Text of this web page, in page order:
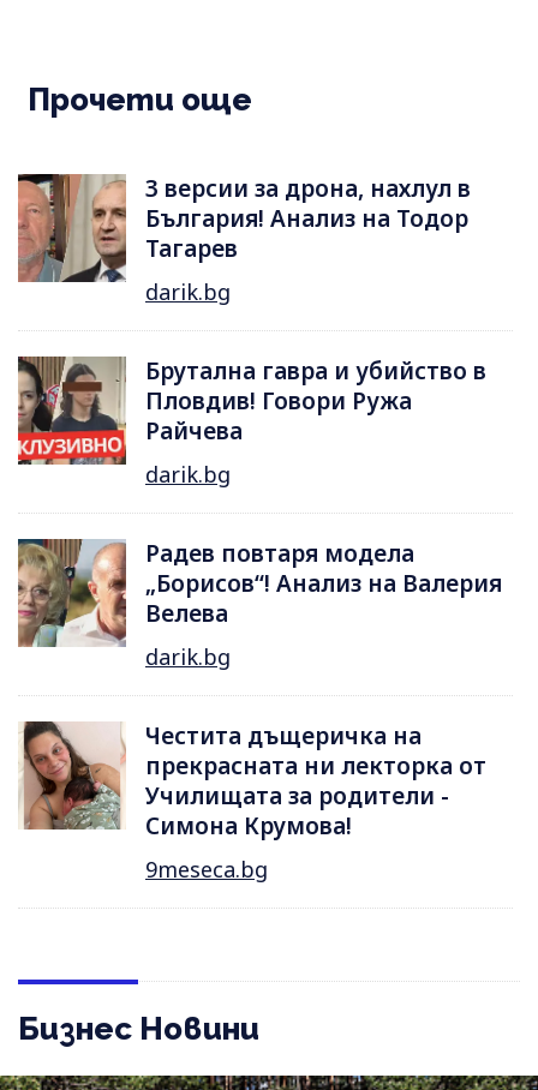
Прочети още
3 версии за дрона, нахлул в
България! Анализ на Тодор
Тагарев
darik.bg
Брутална гавра и убийство в
Пловдив! Говори Ружа
Райчева
darik.bg
Радев повтаря модела
„Борисов“! Анализ на Валерия
Велева
darik.bg
Честита дъщеричка на
прекрасната ни лекторка от
Училищата за родители -
Симона Крумова!
9meseca.bg
Бизнес Новини